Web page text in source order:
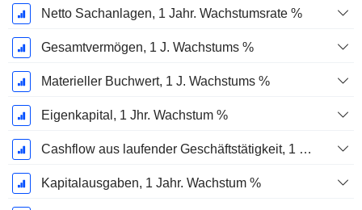
Netto Sachanlagen, 1 Jahr. Wachstumsrate %
Gesamtvermögen, 1 J. Wachstums %
Materieller Buchwert, 1 J. Wachstums %
Eigenkapital, 1 Jhr. Wachstum %
Cashflow aus laufender Geschäftstätigkeit, 1 Jähriges Wachstum in %
Kapitalausgaben, 1 Jahr. Wachstum %